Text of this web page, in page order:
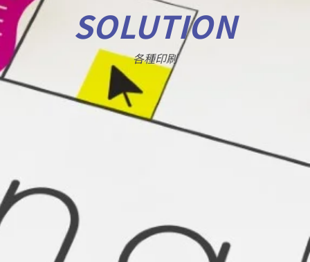
SOLUTION
各種印刷